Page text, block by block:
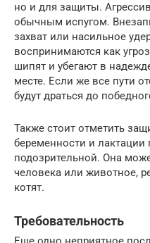
но и для защиты.
обычным испугом.
захват или насильное
воспринимаются как
шипят и убегают в
месте. Если же все пути
будут драться до
Также стоит отметить
беременности и лактации
подозрительной. Она
человека или животное,
котят.
Требовательность